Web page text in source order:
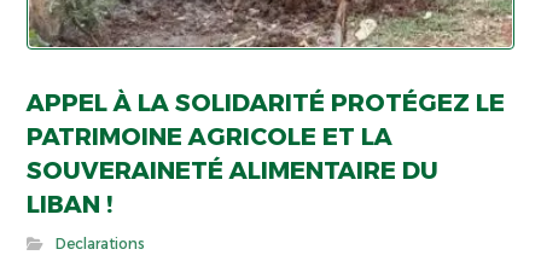
APPEL À LA SOLIDARITÉ PROTÉGEZ LE
PATRIMOINE AGRICOLE ET LA
SOUVERAINETÉ ALIMENTAIRE DU
LIBAN !
Declarations